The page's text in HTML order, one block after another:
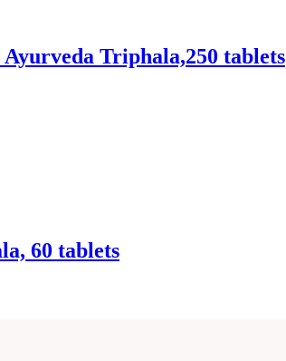
Triphala,250 tablets
60 tablets